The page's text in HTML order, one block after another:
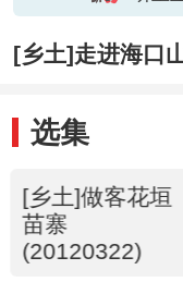
[乡土]走进海口
选集
[乡土]做客花垣
苗寨
(20120322)